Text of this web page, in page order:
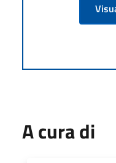
A cura di